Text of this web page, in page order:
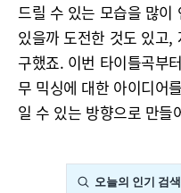
드릴 수 있는 모습을 많이
있을까 도전한 것도 있고,
구했죠. 이번 타이틀곡부
무 믹싱에 대한 아이디어
일 수 있는 방향으로 만들